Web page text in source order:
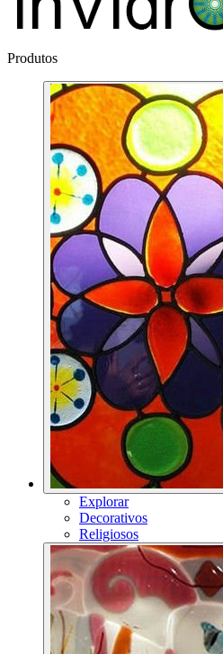
Produtos
Explorar
Decorativos
Religiosos